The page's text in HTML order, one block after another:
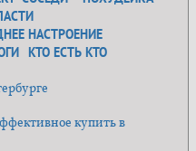
НАСТРОЕНИЕ
КТО ЕСТЬ КТО
купить в